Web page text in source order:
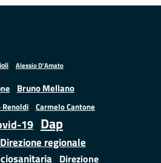
Alessio D'Amato
Bruno Mellano
Renoldi Carmelo Cantone
19 Dap
Direzione regionale
Direzione